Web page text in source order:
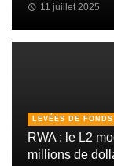
11 juillet 2025
LEVÉES DE
RWA : le L2
millions de